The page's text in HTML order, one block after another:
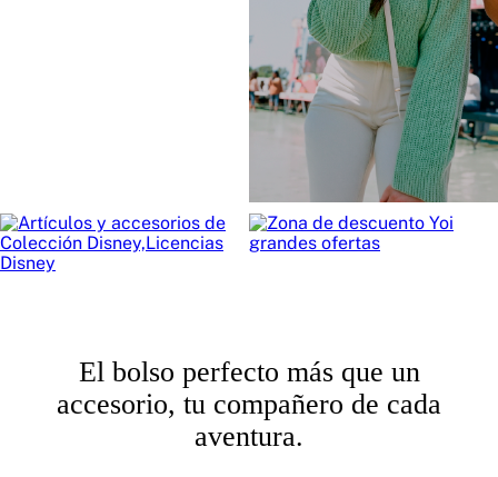
El bolso perfecto más que un
accesorio, tu compañero de cada
aventura.